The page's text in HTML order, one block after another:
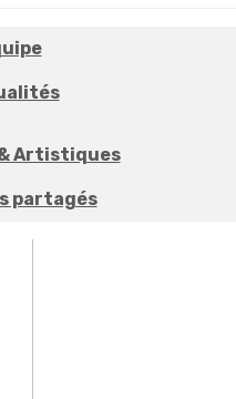
Artistiques
partagés